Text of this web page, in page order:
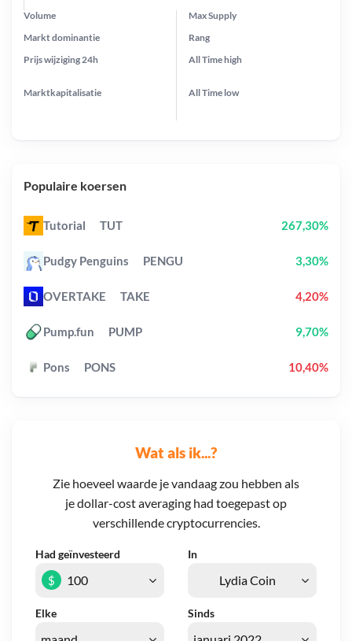
Wat als ik...?
Zie hoeveel waarde je vandaag zou hebben als
je dollar-cost averaging had toegepast op
verschillende cryptocurrencies.
Had geïnvesteerd In
Elke Sinds
$
Prijs wijziging 24h
Max Supply
Markt dominantie
Marktkapitalisatie
Volume
Rang
All Timehigh
All Time low
Populaire koersen
Tutorial TUT 267,30%
Pudgy Penguins PENGU 3,30%
OVERTAKE TAKE 4,20%
Pump.fun PUMP 9,70%
Pons PONS 10,40%